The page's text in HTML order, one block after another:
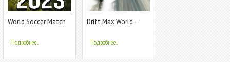
World Soccer Match
Подробнее...
Drift Max World -
Подробнее...